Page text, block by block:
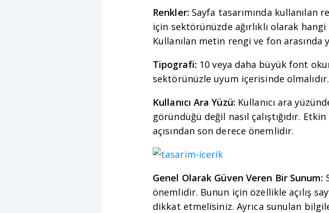
Renkler:Sayfa tasarımında kullanılan
için sektörünüzde ağırlıklı olarak
Kullanılan metin rengi ve fon
Tipografi: 10 veya daha büyük font
sektörünüzle uyum içerisinde olmalıdır.
Kullanıcı Ara Yüzü:Kullanıcı ara
göründüğü değil nasıl çalıştığıdır.
açısından son derece önemlidir.
Genel Olarak Güven Veren Bir Sunum:
önemlidir. Bunun için özellikle açılış
dikkat etmelisiniz. Ayrıca sunulan